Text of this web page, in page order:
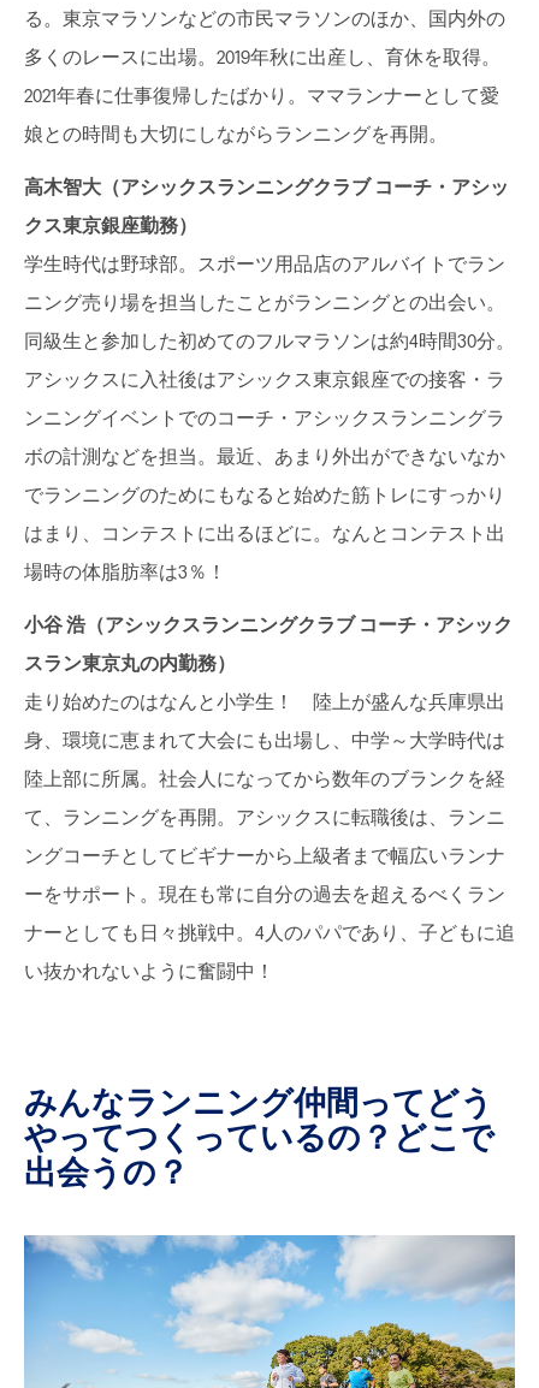
る。東京マラソンなどの市民マラソンのほか、国内外の
多くのレースに出場。2019年秋に出産し、育休を取得。
2021年春に仕事復帰したばかり。ママランナーとして愛
娘との時間も大切にしながらランニングを再開。
高木智大（アシックスランニングクラブ コーチ・アシッ
クス東京銀座勤務）
学生時代は野球部。スポーツ用品店のアルバイトでラン
ニング売り場を担当したことがランニングとの出会い。
同級生と参加した初めてのフルマラソンは約4時間30分。
アシックスに入社後はアシックス東京銀座での接客・ラ
ンニングイベントでのコーチ・アシックスランニングラ
ボの計測などを担当。最近、あまり外出ができないなか
でランニングのためにもなると始めた筋トレにすっかり
はまり、コンテストに出るほどに。なんとコンテスト出
場時の体脂肪率は3％！
小谷 浩（アシックスランニングクラブ コーチ・アシック
スラン東京丸の内勤務）
走り始めたのはなんと小学生！ 陸上が盛んな兵庫県出
身、環境に恵まれて大会にも出場し、中学～大学時代は
陸上部に所属。社会人になってから数年のブランクを経
て、ランニングを再開。アシックスに転職後は、ランニ
ングコーチとしてビギナーから上級者まで幅広いランナ
ーをサポート。現在も常に自分の過去を超えるべくラン
ナーとしても日々挑戦中。4人のパパであり、子どもに追
い抜かれないように奮闘中！
みんなランニング仲間ってどう
やってつくっているの？どこで
出会うの？